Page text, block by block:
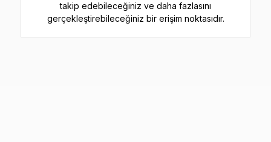
takip edebileceğiniz ve daha fazlasını
gerçekleştirebileceğiniz bir erişim noktasıdır.